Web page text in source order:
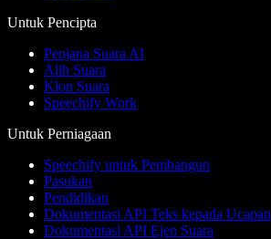
Untuk Pencipta
Penjana Suara AI
Alih Suara
Klon Suara
Speechify Work
Untuk Perniagaan
Speechify untuk Pembangun
Pasukan
Pendidikan
Dokumentasi API Teks kepada Ucapan
Dokumentasi API Ejen Suara